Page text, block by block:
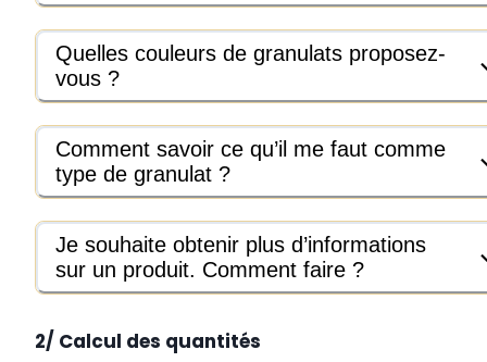
Quelles couleurs de granulats proposez-
vous ?
Comment savoir ce qu’il me faut comme
type de granulat ?
Je souhaite obtenir plus d’informations
sur un produit. Comment faire ?
2/ Calcul des quantités